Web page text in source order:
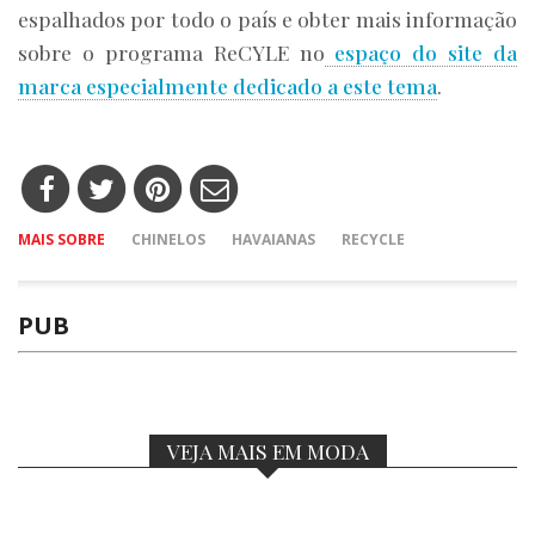
espalhados por todo o país e obter mais informação
sobre o programa ReCYLE no espaço do site da
marca especialmente dedicado a este tema.
MAIS SOBRE CHINELOS HAVAIANAS RECYCLE
PUB
VEJA MAIS EM MODA